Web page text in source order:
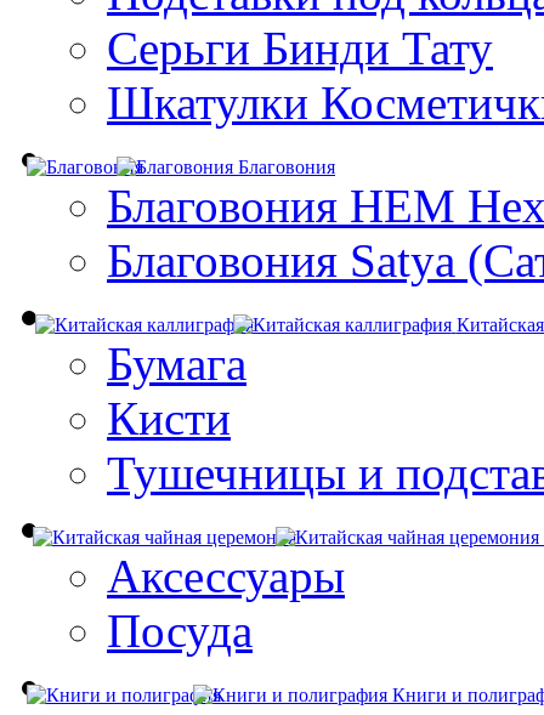
Серьги Бинди Тату
Шкатулки
Благовония
Благовония HEM
Благовония Satya
Бумага
Кисти
Тушечницы и
Аксессуары
Посуда
Книги и